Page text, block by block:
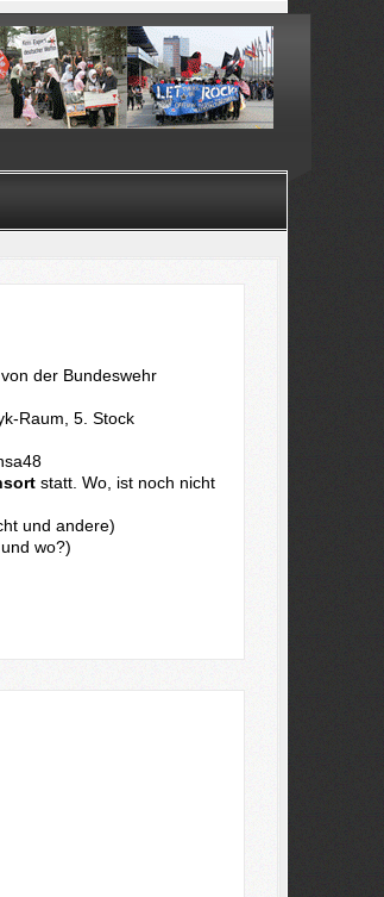
der Bundeswehr
Raum, 5. Stock
statt. Wo, ist noch nicht
und andere)
wo?)